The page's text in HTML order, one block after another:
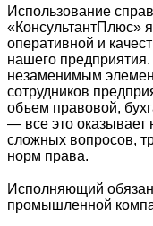
Использование
«КонсультантПлюс»
оперативной и
нашего
незаменимым
сотрудников
объем правовой,
— все это
сложных вопросов,
норм права.
Исполняющий
промышленной